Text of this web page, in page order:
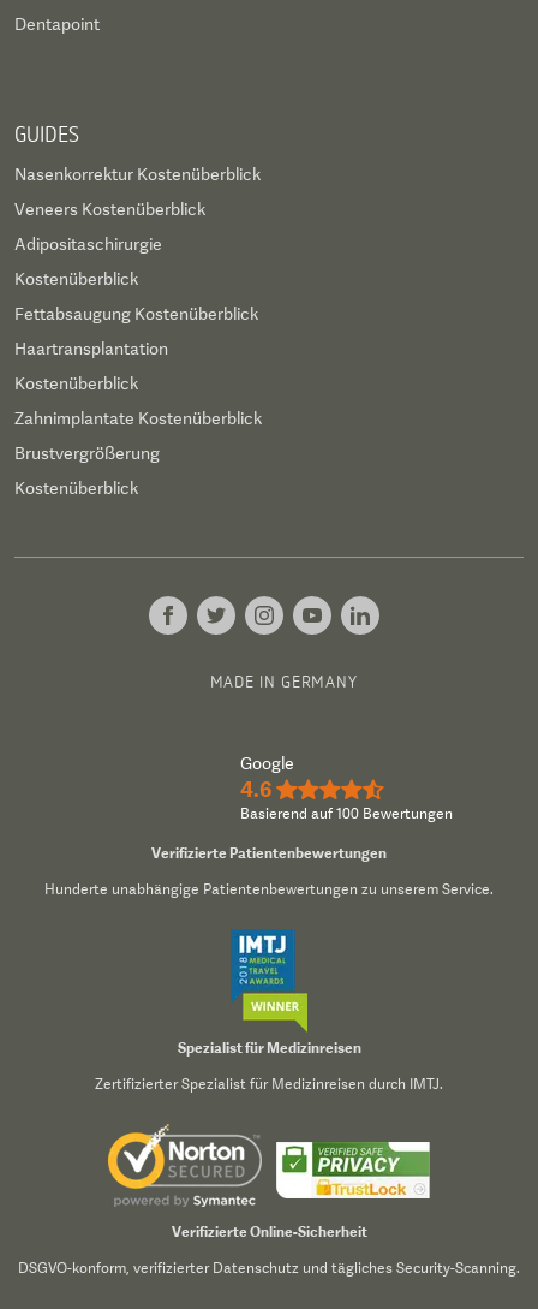
Dentapoint
GUIDES
Nasenkorrektur Kostenüberblick
Veneers Kostenüberblick
Adipositaschirurgie
Kostenüberblick
Fettabsaugung Kostenüberblick
Haartransplantation
Kostenüberblick
Zahnimplantate Kostenüberblick
Brustvergrößerung
Kostenüberblick
MADE IN GERMANY
Google
4.6 ★★★★½
Basierend auf 100 Bewertungen
Verifizierte Patientenbewertungen
Hunderte unabhängige Patientenbewertungen zu unserem Service.
Spezialist für Medizinreisen
Zertifizierter Spezialist für Medizinreisen durch IMTJ.
Verifizierte Online-Sicherheit
DSGVO-konform, verifizierter Datenschutz und tägliches Security-Scanning.